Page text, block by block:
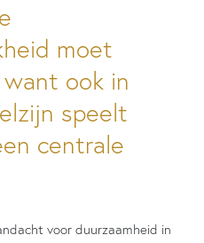
moet
ook in
speelt
centrale
voor duurzaamheid in